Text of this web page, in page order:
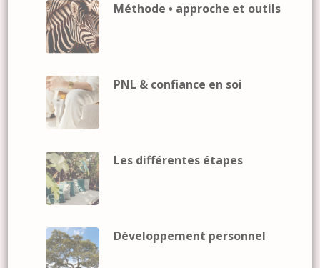
Méthode • approche et outils
PNL & confiance en soi
Les différentes étapes
Développement personnel